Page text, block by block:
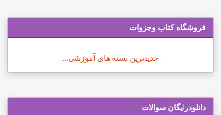
فروشگاه کتاب وجزوات
جدیدترین بسته های آموزشی...
دانلودرایگان سوالات